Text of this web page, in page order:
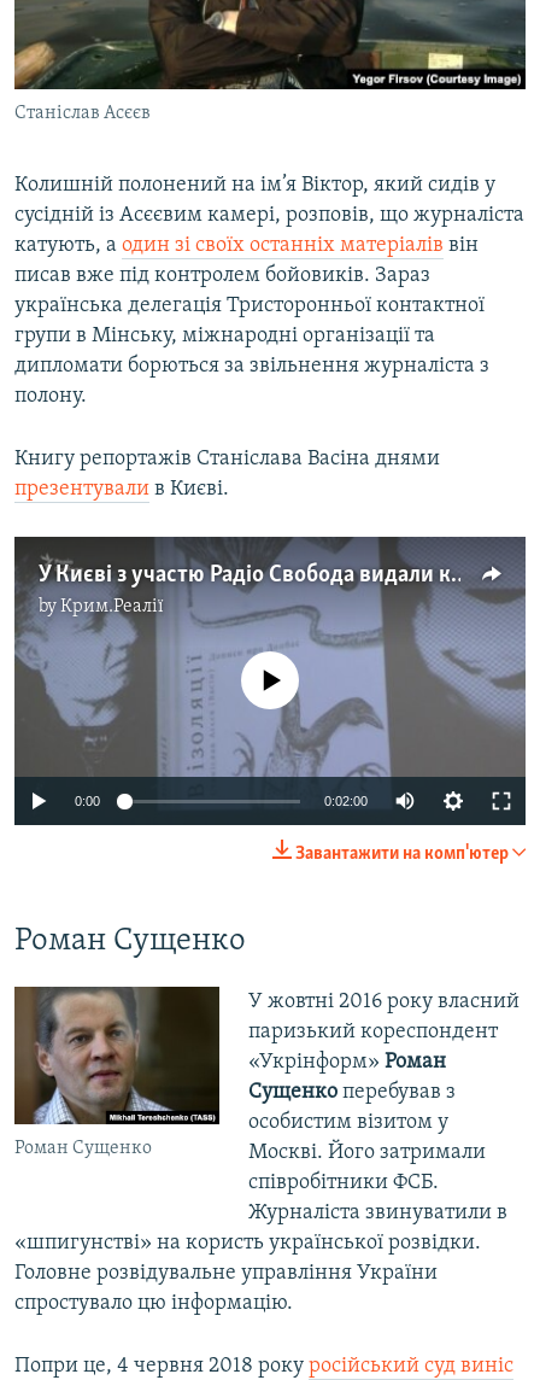
Станіслав Асєєв
Колишній полонений на ім’я Віктор, який сидів у
сусідній із Асєєвим камері, розповів, що журналіста
катують, а один зі своїх останніх матеріалів він
писав вже під контролем бойовиків. Зараз
українська делегація Тристоронньої контактної
групи в Мінську, міжнародні організації та
дипломати борються за звільнення журналіста з
полону.
Книгу репортажів Станіслава Васіна днями
презентували в Києві.
У Києві з участю Радіо Свобода видали книжку полоненого журналіста Васіна (відео)
byКрим.Реалії
No media source currently available
0:00 0:02:00
Завантажити на комп'ютер
Роман Сущенко
Роман Сущенко
У жовтні 2016 року власний
паризький кореспондент
«Укрінформ» Роман
Сущенко перебував з
особистим візитом у
Москві. Його затримали
співробітники ФСБ.
Журналіста звинуватили в
«шпигунстві» на користь української розвідки.
Головне розвідувальне управління України
спростувало цю інформацію.
Попри це, 4 червня 2018 року російський суд виніс